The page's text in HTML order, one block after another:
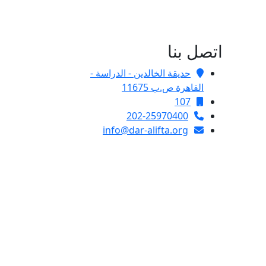
اتصل بنا
حديقة الخالدين - الدراسة -
القاهرة ص.ب 11675
107
202-25970400
info@dar-alifta.org